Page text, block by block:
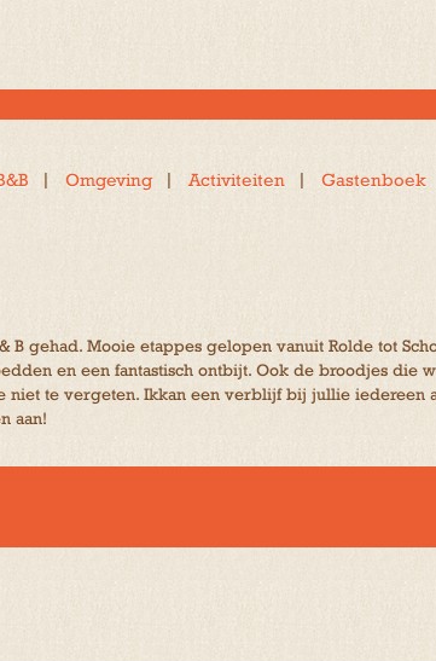
Omgeving Activiteiten Gastenboek
gehad. Mooie etappes gelopen vanuit Rolde tot
en een fantastisch ontbijt. Ook de broodjes die
te vergeten. Ikkan een verblijf bij jullie iedereen
aan!